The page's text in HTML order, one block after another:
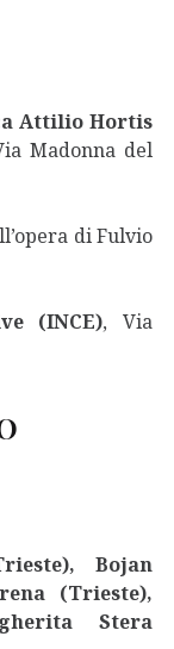
Attilio Hortis
Madonna del
di Fulvio
(INCE),
Via
Bojan
(Trieste),
Stera